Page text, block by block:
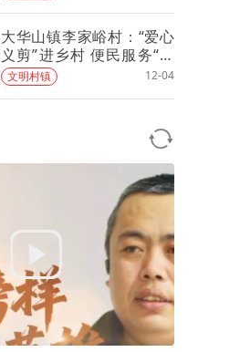
大华山镇李家峪村：“爱心
义剪”进乡村 便民服务“零
距离”
文明村镇 12-04